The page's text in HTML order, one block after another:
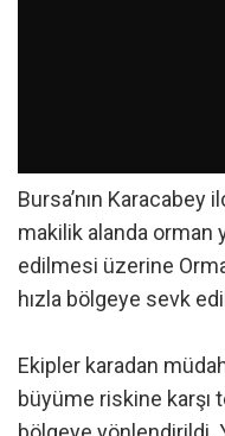
Bursa’nın Karacabey
makilik alanda orman
edilmesi üzerine
hızla bölgeye sevk
Ekipler karadan
büyüme riskine karşı